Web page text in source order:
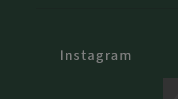
Instagram